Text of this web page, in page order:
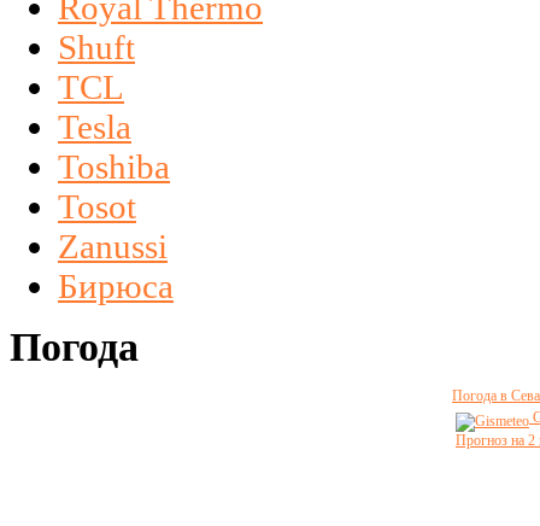
Shuft
TCL
Tesla
Toshiba
Tosot
Zanussi
Бирюса
Погода
Погода в
Прогноз на 2